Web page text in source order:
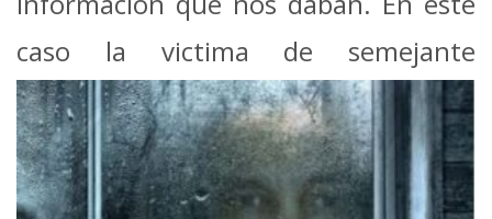
caso la victima de semejante